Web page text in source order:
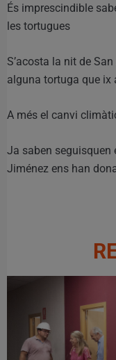
És imprescindible
les tortugues
S’acosta la nit de
alguna tortuga que ix
A més el canvi
Ja saben seguisquen
Jiménez ens han